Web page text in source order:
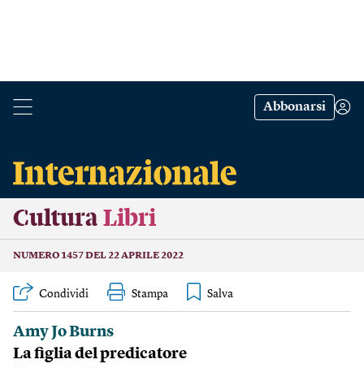
Abbonarsi
Cultura Libri
NUMERO 1457 DEL 22 APRILE 2022
Condividi Stampa
Amy Jo Burns
La figlia del predicatore